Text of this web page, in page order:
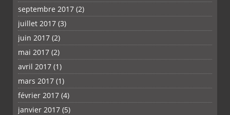
septembre 2017 (2)
juillet 2017 (3)
juin 2017 (2)
mai 2017 (2)
avril 2017 (1)
mars 2017 (1)
février 2017 (4)
janvier 2017 (5)